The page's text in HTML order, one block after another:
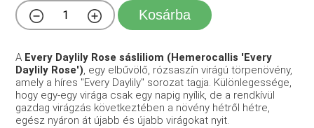
Kosárba
A Every Daylily Rose sásliliom (Hemerocallis 'Every
Daylily Rose'), egy elbűvölő, rózsaszín virágú törpenövény,
amely a híres "Every Daylily" sorozat tagja. Különlegessége,
hogy egy-egy virága csak egy napig nyílik, de a rendkívül
gazdag virágzás következtében a növény hétről hétre,
egész nyáron át újabb és újabb virágokat nyit.